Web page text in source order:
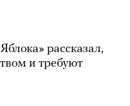
рассказал,
и требуют